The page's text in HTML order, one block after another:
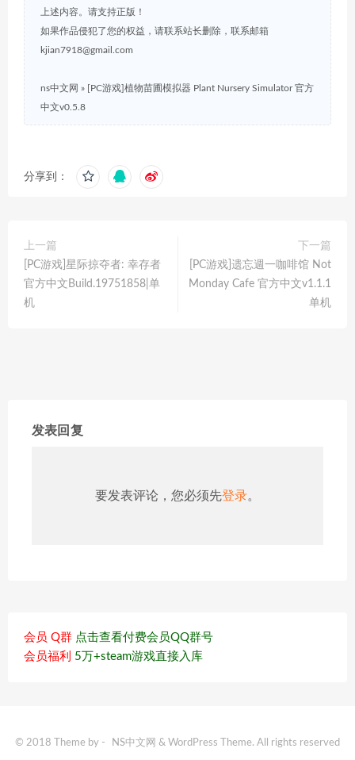
上述内容。请支持正版！
如果作品侵犯了您的权益，请联系站长删除，联系邮箱
kjian7918@gmail.com
ns中文网 »
[PC游戏]植物苗圃模拟器 Plant Nursery Simulator 官方
中文v0.5.8
分享到：
上一篇
[PC游戏]星际掠夺者: 幸存者
官方中文Build.19751858|单
机
下一篇
[PC游戏]遗忘週一咖啡馆 Not
Monday Cafe 官方中文v1.1.1
单机
发表回复
要发表评论，您必须先登录。
会员 Q群 点击查看付费会员QQ群号
会员福利 5万+steam游戏直接入库
© 2018 Theme by - NS中文网 & WordPress Theme. All rights reserved